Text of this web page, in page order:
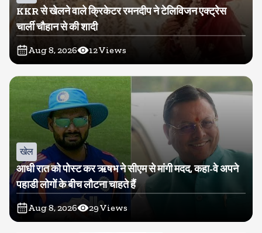
KKR से खेलने वाले क्रिकेटर रमनदीप ने टेलिविजन एक्ट्रेस
चार्ली चौहान से की शादी
Aug 8, 2026 12Views
खेल
आधी रात को पोस्ट कर ऋषभ ने सीएम से मांगी मदद, कहा-वे अपने
पहाडी लोगों के बीच लौटना चाहते हैं
Aug 8, 2026 29Views